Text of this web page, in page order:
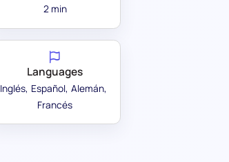
2 min
Languages
Inglés Español Alemán
Francés